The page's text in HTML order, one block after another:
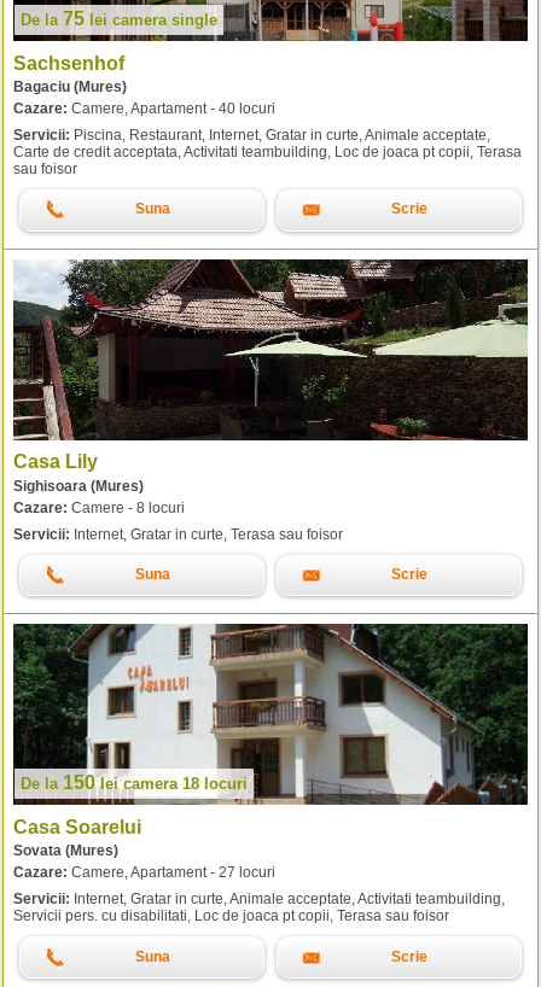
De la 75 lei camera single
Sachsenhof
Bagaciu (Mures)
Cazare: Camere, Apartament - 40 locuri
Servicii: Piscina, Restaurant, Internet, Gratar in curte, Animale acceptate,
Carte de credit acceptata, Activitati teambuilding, Loc de joaca pt copii, Terasa
sau foisor
Suna Scrie
Casa Lily
Sighisoara (Mures)
Cazare: Camere - 8 locuri
Servicii: Internet, Gratar in curte, Terasa sau foisor
Suna Scrie
De la 150leicamera 18 locuri
Casa Soarelui
Sovata (Mures)
Cazare: Camere, Apartament - 27 locuri
Servicii: Internet, Gratar in curte, Animale acceptate, Activitati teambuilding,
Servicii pers. cu disabilitati, Loc de joaca pt copii, Terasa sau foisor
Suna Scrie